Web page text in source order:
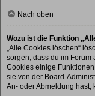
Nach oben
Wozu ist die Funktion
„Alle Cookies löschen“
sorgen, dass du im Forum
Cookies einige
sie von der Board-
An- oder Abmeldung